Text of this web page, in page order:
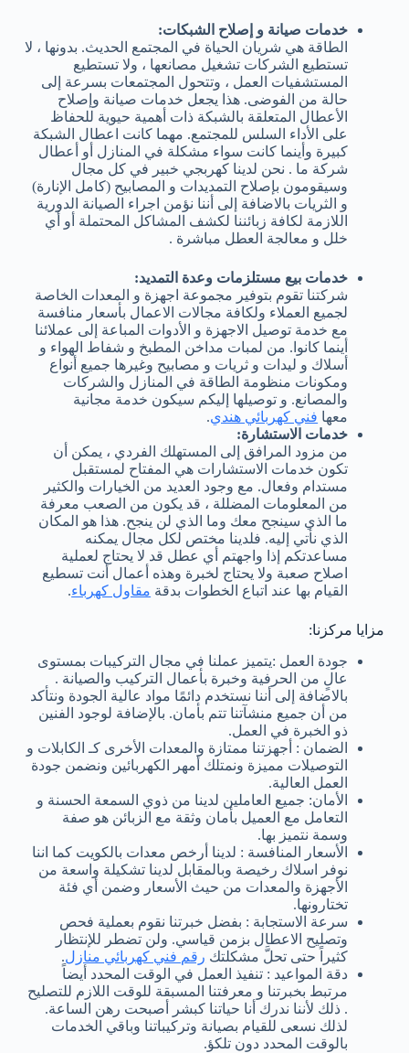
خدمات صيانة و إصلاح الشبكات:
الطاقة هي شريان الحياة في المجتمع الحديث. بدونها ، لا
تستطيع الشركات تشغيل مصانعها ، ولا تستطيع
المستشفيات العمل ، وتتحول المجتمعات بسرعة إلى
حالة من الفوضى. هذا يجعل خدمات صيانة وإصلاح
الأعطال المتعلقة بالشبكة ذات أهمية حيوية للحفاظ
على الأداء السلس للمجتمع. مهما كانت اعطال الشبكة
كبيرة وأينما كانت سواء مشكلة في المنازل أو أعطال
شركة ما . نحن لدينا كهربجي خبير في كل مجال
وسيقومون بإصلاح التمديدات و المصابيح (كامل الإنارة)
و الثريات بالاضافة إلى أننا نؤمن اجراء الصيانة الدورية
اللازمة لكافة زبائننا لكشف المشاكل المحتملة أو أي
خلل و معالجة العطل مباشرة .
خدمات بيع مستلزمات وعدة التمديد:
شركتنا تقوم بتوفير مجموعة اجهزة و المعدات الخاصة
لجميع العملاء ولكافة مجالات الاعمال بأسعار منافسة
مع خدمة توصيل الاجهزة و الأدوات المباعة إلى عملائنا
أينما كانوا. من لمبات مداخن المطبخ و شفاط الهواء و
أسلاك و ليدات و ثريات و مصابيح وغيرها جميع أنواع
ومكونات منظومة الطاقة في المنازل والشركات
والمصانع. و توصيلها إليكم سيكون خدمة مجانية
معها فني كهربائي هندي.
خدمات الاستشارة:
من مزود المرافق إلى المستهلك الفردي ، يمكن أن
تكون خدمات الاستشارات هي المفتاح لمستقبل
مستدام وفعال. مع وجود العديد من الخيارات والكثير
من المعلومات المضللة ، قد يكون من الصعب معرفة
ما الذي سينجح معك وما الذي لن ينجح. هذا هو المكان
الذي نأتي إليه. فلدينا مختص لكل مجال يمكنه
مساعدتكم إذا واجهتم أي عطل قد لا يحتاج لعملية
اصلاح صعبة ولا يحتاج لخبرة وهذه أعمال أنت تسطيع
القيام بها عند اتباع الخطوات بدقة مقاول كهرباء.
مزايا مركزنا:
جودة العمل :يتميز عملنا في مجال التركيبات بمستوى
عالٍ من الحرفية وخبرة بأعمال التركيب والصيانة .
بالاضافة إلى أننا نستخدم دائمًا مواد عالية الجودة ونتأكد
من أن جميع منشآتنا تتم بأمان. بالإضافة لوجود الفنين
ذو الخبرة في العمل.
الضمان : أجهزتنا ممتازة والمعدات الأخرى كـ الكابلات و
التوصيلات مميزة ونمتلك أمهر الكهربائين ونضمن جودة
العمل العالية.
الأمان: جميع العاملين لدينا من ذوي السمعة الحسنة و
التعامل مع العميل بأمان وثقة مع الزبائن هو صفة
وسمة نتميز بها.
الأسعار المنافسة : لدينا أرخص معدات بالكويت كما اننا
نوفر اسلاك رخيصة وبالمقابل لدينا تشكيلة واسعة من
الأجهزة والمعدات من حيث الأسعار وضمن أي فئة
تختارونها.
سرعة الاستجابة : بفضل خبرتنا نقوم بعملية فحص
وتصليح الاعطال بزمن قياسي. ولن تضطر للإنتظار
كثيراً حتى تحلَّ مشكلتك رقم فني كهربائي منازل.
دقة المواعيد : تنفيذ العمل في الوقت المحدد أيضاً
مرتبط بخبرتنا و معرفتنا المسبقة للوقت اللازم للتصليح
. ذلك لأننا ندرك أنا حياتنا كبشر أصبحت رهن الساعة.
لذلك نسعى للقيام بصيانة وتركيباتنا وباقي الخدمات
بالوقت المحدد دون تلكؤ.